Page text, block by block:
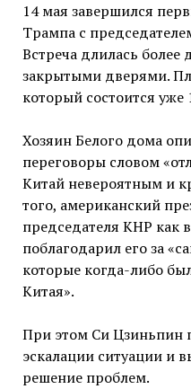
14 мая завершился
Трампа с
Встреча длилась более
закрытыми дверями.
который состоится уже
Хозяин Белого дома
переговоры словом
Китай невероятным и
того, американский
председателя КНР как
поблагодарил его за
которые когда-либо
Китая».
При этом Си Цзиньпин
эскалации ситуации и
решение проблем.